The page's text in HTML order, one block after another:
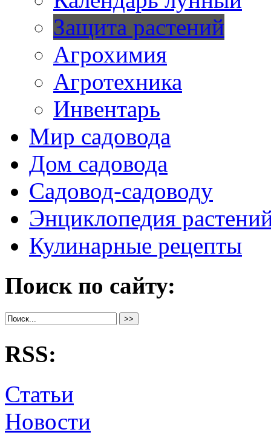
Защита растений
Агрохимия
Агротехника
Инвентарь
Мир садовода
Дом садовода
Садовод-садоводу
Энциклопедия
Кулинарные рецепты
Поиск по сайту:
RSS:
Статьи
Новости